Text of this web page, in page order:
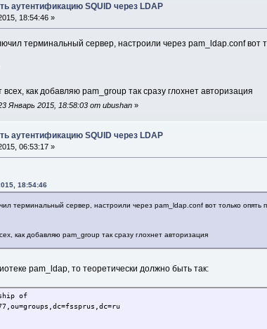
аутентификацию SQUID через LDAP
18:54:46 »
терминальный сервер, настроили через pam_ldap.conf
как добавляю pam_group так сразу глохнет авторизация
Январь 2015, 18:58:03 от ubushan»
аутентификацию SQUID через LDAP
06:53:17 »
18:54:46
терминальный сервер, настроили через pam_ldap.conf вот только
как добавляю pam_group так сразу глохнет авторизация
pam_ldap, то теоретически должно быть так:
of